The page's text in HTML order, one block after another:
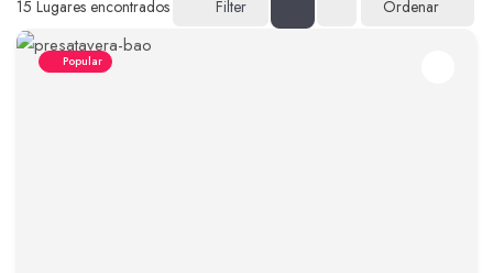
15 Lugares encontrados Filter Ordenar
Popular